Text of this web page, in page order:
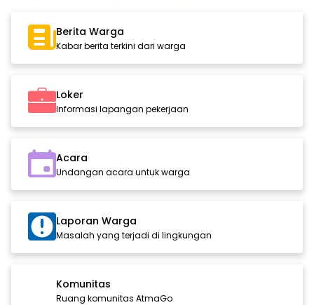
Berita Warga
Kabar berita terkini dari warga
Loker
Informasi lapangan pekerjaan
Acara
Undangan acara untuk warga
Laporan Warga
Masalah yang terjadi di lingkungan
Komunitas
Ruang komunitas AtmaGo